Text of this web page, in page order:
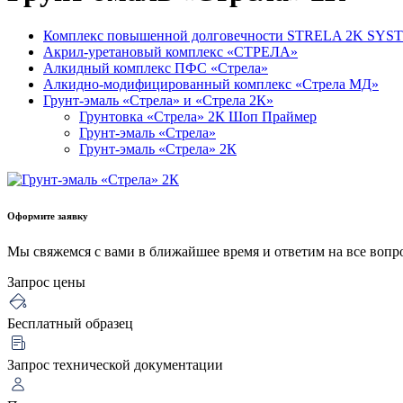
Комплекс повышенной долговечности STRELA 2K
Акрил-уретановый комплекс «СТРЕЛА»
Алкидный комплекс ПФС «Стрела»
Алкидно-модифицированный комплекс «Стрела МД»
Грунт-эмаль «Стрела» и «Стрела 2К»
Грунтовка «Стрела» 2К Шоп Праймер
Грунт-эмаль «Стрела»
Грунт-эмаль «Стрела» 2К
Оформите заявку
Мы свяжемся с вами в ближайшее время и ответим на все
Запрос цены
Бесплатный образец
Запрос технической документации